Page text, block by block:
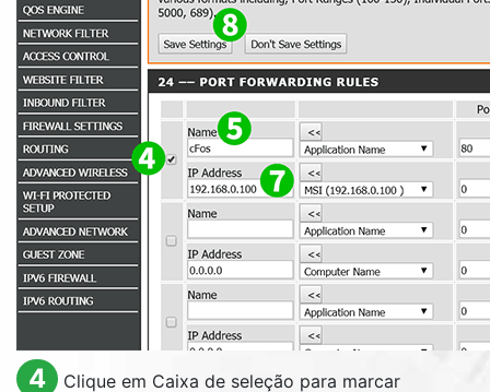
4 Clique em Caixa de seleção para marcar